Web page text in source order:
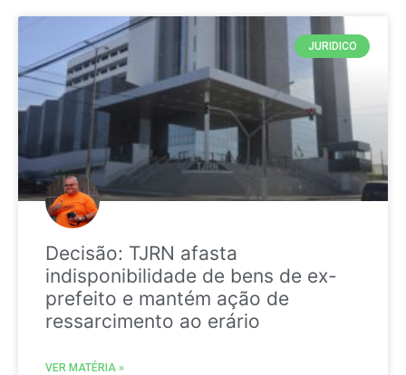
JURIDICO
Decisão: TJRN afasta
indisponibilidade de bens de ex-
prefeito e mantém ação de
ressarcimento ao erário
VER MATÉRIA »